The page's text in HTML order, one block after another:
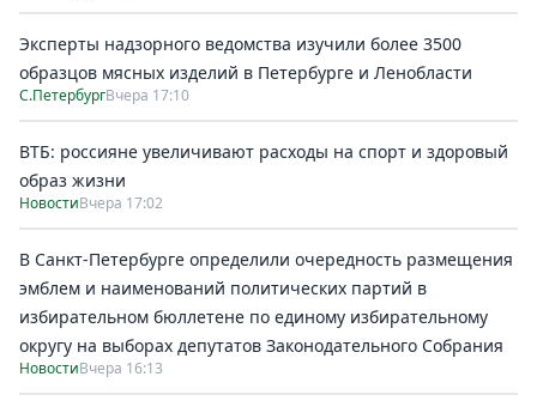
Эксперты надзорного ведомства изучили более 3500
образцов мясных изделий в Петербурге и Ленобласти
С.ПетербургВчера 17:10
ВТБ: россияне увеличивают расходы на спорт и здоровый
образ жизни
НовостиВчера 17:02
В Санкт-Петербурге определили очередность размещения
эмблем и наименований политических партий в
избирательном бюллетене по единому избирательному
округу на выборах депутатов Законодательного Собрания
НовостиВчера 16:13